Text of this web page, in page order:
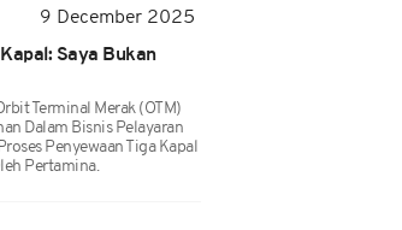
9 December 2025
Saya Bukan
Terminal Merak (OTM)
Dalam Bisnis Pelayaran
Penyewaan Tiga Kapal
Pertamina.